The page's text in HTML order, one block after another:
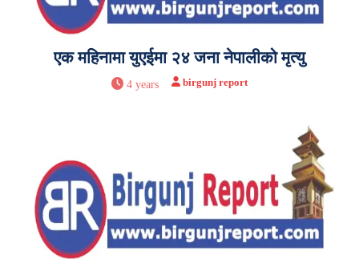
एक महिनामा युएईमा २४ जना नेपालीको मृत्यु
4 years birgunj report